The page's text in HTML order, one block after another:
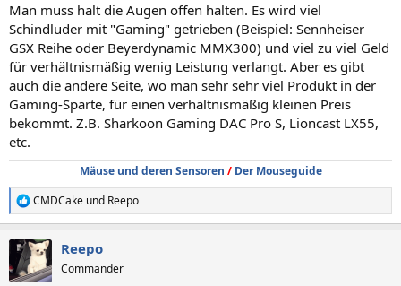
Man muss halt die Augen offen halten. Es wird viel
Schindluder mit "Gaming" getrieben (Beispiel: Sennheiser
GSX Reihe oder Beyerdynamic MMX300) und viel zu viel Geld
für verhältnismäßig wenig Leistung verlangt. Aber es gibt
auch die andere Seite, wo man sehr sehr viel Produkt in der
Gaming-Sparte, für einen verhältnismäßig kleinen Preis
bekommt. Z.B. Sharkoon Gaming DAC Pro S, Lioncast LX55,
etc.
Mäuse und deren Sensoren / Der Mouseguide
R
e
k
t
i
CMDCake und Reepo
Reepo
Commander